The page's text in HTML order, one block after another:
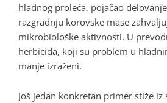
hladnog proleća, pojačao
razgradnju korovske mase
mikrobiološke aktivnosti. U
herbicida, koji su problem u
manje izraženi.
Još jedan konkretan primer stiže iz